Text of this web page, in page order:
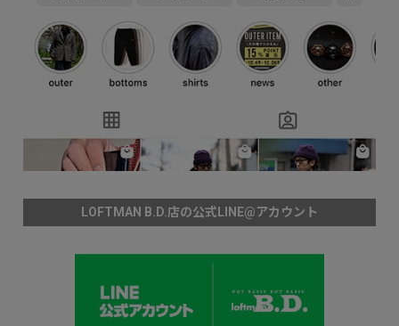
LOFTMAN B.D.店の公式LINE@アカウント